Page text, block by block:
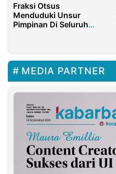
Fraksi Otsus
Menduduki Unsur
Pimpinan Di Seluruh
MEDIA PARTNER